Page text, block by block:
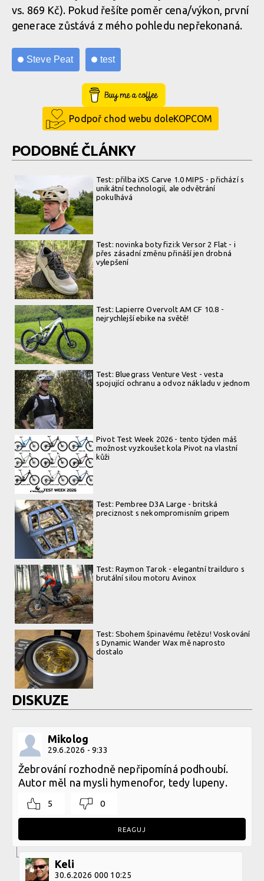
vs. 869 Kč). Pokud řešíte poměr cena/výkon, první
generace zůstává z mého pohledu nepřekonaná.
Steve Peat test
Buy Me a Coffee
Podpoř chod webu doleKOPCOM
PODOBNÉ ČLÁNKY
Test: přilba iXS Carve 1.0 MIPS - přichází s
unikátní technologií, ale odvětrání
pokulhává
Test: novinka boty fizi:k Versor 2 Flat - i
přes zásadní změnu přináší jen drobná
vylepšení
Test: Lapierre Overvolt AM CF 10.8 -
nejrychlejší ebike na světě!
Test: Bluegrass Venture Vest - vesta
spojující ochranu a odvoz nákladu v jednom
Pivot Test Week 2026 - tento týden máš
možnost vyzkoušet kola Pivot na vlastní
kůži
Test: Pembree D3A Large - britská
preciznost s nekompromisním gripem
Test: Raymon Tarok - elegantní trailduro s
brutální silou motoru Avinox
Test: Sbohem špinavému řetězu! Voskování
s Dynamic Wander Wax mě naprosto
dostalo
DISKUZE
Mikolog
29.6.2026 - 9:33
Žebrování rozhodně nepřipomíná podhoubí.
Autor měl na mysli hymenofor, tedy lupeny.
5 0
REAGUJ
Keli
30.6.2026 000 10:25